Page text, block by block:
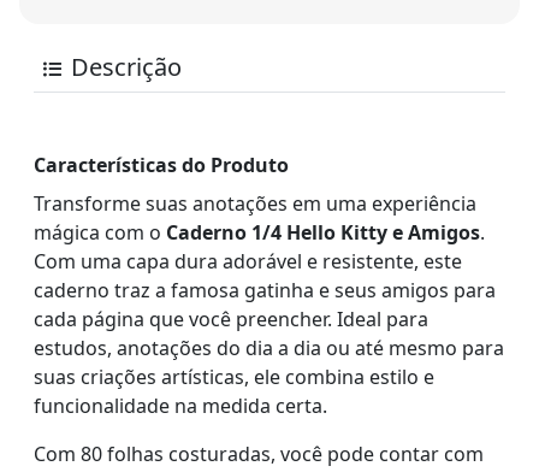
Descrição
Características do Produto
Transforme suas anotações em uma experiência
mágica com o Caderno 1/4 Hello Kitty e Amigos.
Com uma capa dura adorável e resistente, este
caderno traz a famosa gatinha e seus amigos para
cada página que você preencher. Ideal para
estudos, anotações do dia a dia ou até mesmo para
suas criações artísticas, ele combina estilo e
funcionalidade na medida certa.
Com 80 folhas costuradas, você pode contar com